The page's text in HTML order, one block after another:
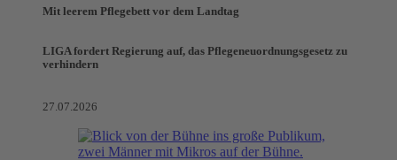
Mit leerem Pflegebett vor dem Landtag
LIGA fordert Regierung auf, das Pflegeneuordnungsgesetz zu
verhindern
27.07.2026